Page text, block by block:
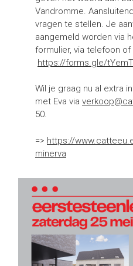
Vandromme.
vragen te stellen. Je
aangemeld worden via
formulier, via telefoon
https://forms.gle/
Wil je graag nu al extra
met Eva via
50.
=> https://
minerva